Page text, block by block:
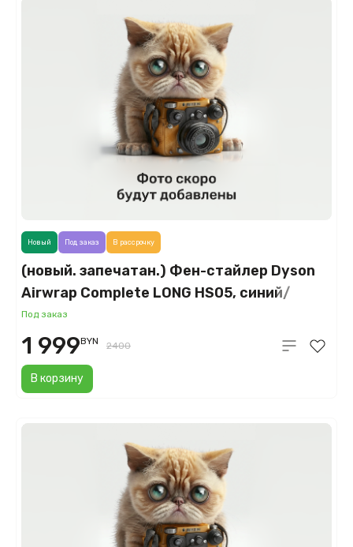
(новый. запечатан.) Фен-стайлер Dyson
Airwrap Complete LONG HS05, синий/
медный (Blue/Copper)
Под заказ
В корзину
Новый Под заказ В рассрочку
1 999BYN 2400